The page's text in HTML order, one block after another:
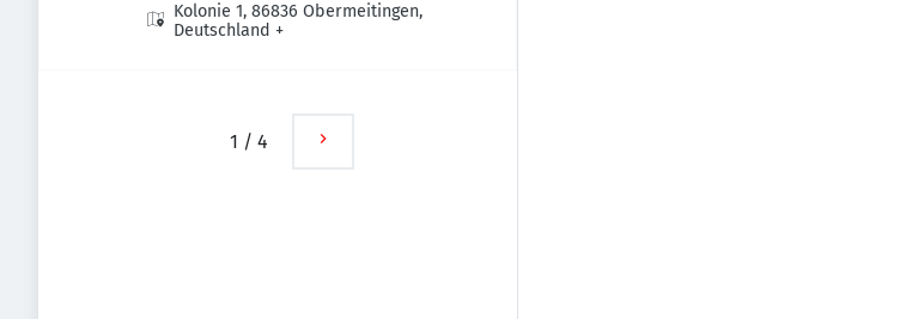
Kolonie 1, 86836 Obermeitingen,
Deutschland +
1 / 4